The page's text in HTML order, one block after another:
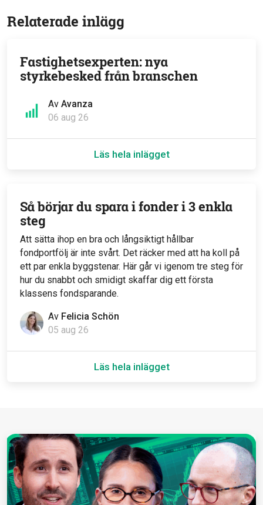
Relaterade inlägg
Av Avanza
06 aug 26
Fastighetsexperten: nya
styrkebesked från branschen
Läs hela inlägget
Av Felicia Schön
05 aug 26
Så börjar du spara i fonder i 3 enkla
steg
Att sätta ihop en bra och långsiktigt hållbar
fondportfölj är inte svårt. Det räcker med att ha koll på
ett par enkla byggstenar. Här går vi igenom tre steg för
hur du snabbt och smidigt skaffar dig ett första
klassens fondsparande.
Läs hela inlägget